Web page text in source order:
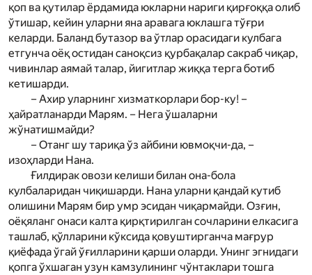
қоп ва қутилар ёрдамида юкларни нариги қирғоққа олиб
ўтишар, кейин уларни яна аравага юклашга тўғри
келарди. Баланд бутазор ва ўтлар орасидаги кулбага
етгунча оёқ остидан саноқсиз қурбақалар сакраб чиқар,
чивинлар аямай талар, йигитлар жиққа терга ботиб
кетишарди.
– Ахир уларнинг хизматкорлари бор-ку! –
ҳайратланарди Мар­ям. – Нега ўшаларни
жўнатишмайди?
– Отанг шу тариқа ўз айбини ювмоқчи-да, –
изоҳларди Нана.
Ғилдирак овози келиши билан она-бола
кулбаларидан чиқишарди. Нана уларни қандай кутиб
олишини Мар­ям бир умр эсидан чиқармайди. Озғин,
оёқяланг онаси калта қирқтирилган сочларини елкасига
ташлаб, қўлларини кўксида қовуштирганча мағрур
қиёфада ўгай ўғилларини қарши оларди. Унинг эгнидаги
қопга ўхшаган узун камзулининг чўнтаклари тошга